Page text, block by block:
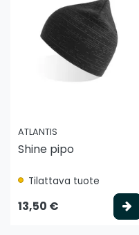
ATLANTIS
Shine pipo
Tilattava tuote
13,50 €